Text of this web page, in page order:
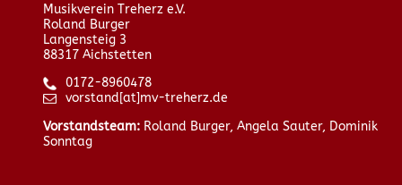
Musikverein Treherz e.V.
Roland Burger
Langensteig 3
88317 Aichstetten
0172-8960478
vorstand[at]mv-treherz.de
Vorstandsteam: Roland Burger, Angela Sauter, Dominik
Sonntag